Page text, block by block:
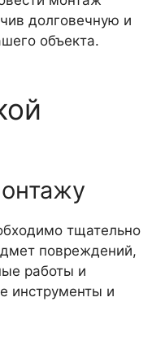
долговечную и
объекта.
тщательно
повреждений,
работы и
инструменты и